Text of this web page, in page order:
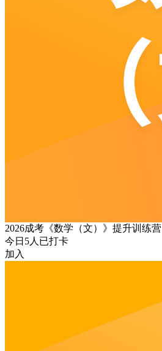
2026成考《数学（文）》提升训练营
今日 5人已打卡
加入